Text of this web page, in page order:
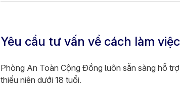
Yêu cầu tư vấn về cách làm
Phòng An Toàn Cộng Đồng luôn sẵn sàng hỗ
thiếu niên dưới 18 tuổi.